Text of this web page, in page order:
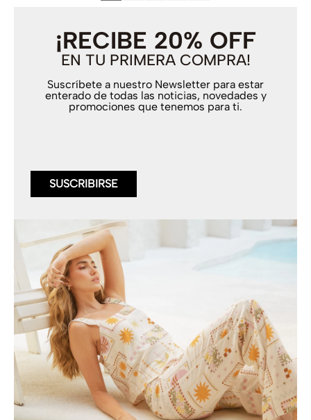
¡RECIBE 20% OFF
EN TU PRIMERA COMPRA!
Suscríbete a nuestro Newsletter para estar
enterado de todas las noticias, novedades y
promociones que tenemos para ti.
SUSCRIBIRSE